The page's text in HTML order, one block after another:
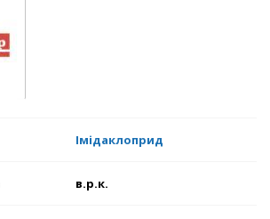
Імідаклоприд
в.р.к.